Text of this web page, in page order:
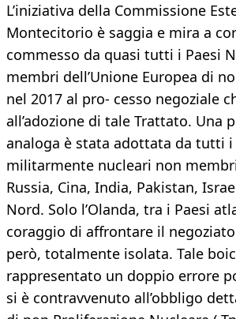
L’iniziativa della Commissione
Montecitorio è saggia e mira a
commesso da quasi tutti i Paesi
membri dell’Unione Europea di
nel 2017 al pro- cesso negoziale
all’adozione di tale Trattato. Una
analoga è stata adottata da tutti
militarmente nucleari non
Russia, Cina, India, Pakistan,
Nord. Solo l’Olanda, tra i Paesi
coraggio di affrontare il
però, totalmente isolata. Tale
rappresentato un doppio errore
si è contravvenuto all’obbligo